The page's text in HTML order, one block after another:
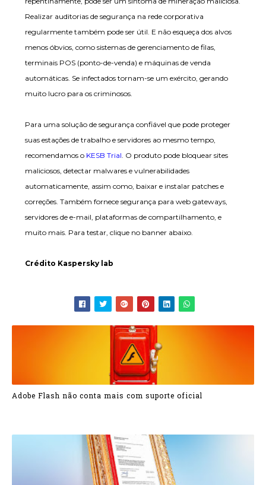
Realizar auditorias de segurança na rede corporativa
regularmente também pode ser útil. E não esqueça dos alvos
menos óbvios, como sistemas de gerenciamento de filas,
terminais POS (ponto-de-venda) e máquinas de venda
automáticas. Se infectados tornam-se um exército, gerando
muito lucro para os criminosos.
Para uma solução de segurança confiável que pode proteger
suas estações de trabalho e servidores ao mesmo tempo,
recomendamos o KESB Trial. O produto pode bloquear sites
maliciosos, detectar malwares e vulnerabilidades
automaticamente, assim como, baixar e instalar patches e
correções. Também fornece segurança para web gateways,
servidores de e-mail, plataformas de compartilhamento, e
muito mais. Para testar, clique no banner abaixo.
Crédito Kaspersky lab
Adobe Flash não conta mais com suporte oficial